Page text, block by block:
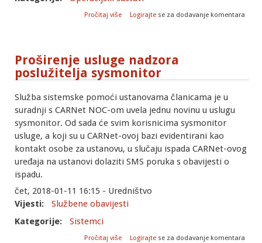
Pročitaj više
o Android: za inficirane aplikacije spremni!
Logirajte se za dodavanje komentara
Proširenje usluge nadzora
poslužitelja sysmonitor
Služba sistemske pomoći ustanovama članicama je u
suradnji s CARNet NOC-om uvela jednu novinu u uslugu
sysmonitor. Od sada će svim korisnicima sysmonitor
usluge, a koji su u CARNet-ovoj bazi evidentirani kao
kontakt osobe za ustanovu, u slučaju ispada CARNet-ovog
uređaja na ustanovi dolaziti SMS poruka s obavijesti o
ispadu.
čet, 2018-01-11 16:15 - Uredništvo
Vijesti:
Službene obavijesti
Kategorije:
Sistemci
Pročitaj više
o Proširenje usluge nadzora poslužitelja
Logirajte se za dodavanje komentara